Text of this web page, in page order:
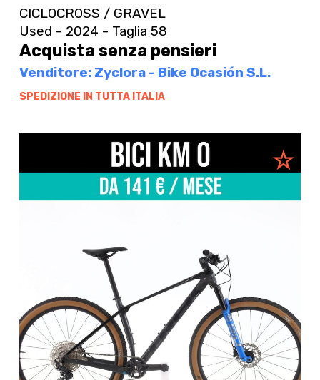
CICLOCROSS / GRAVEL
Used - 2024 - Taglia 58
Acquista senza pensieri
Venditore: Zyclora - Bike Ocasión S.L.
SPEDIZIONE IN TUTTA ITALIA